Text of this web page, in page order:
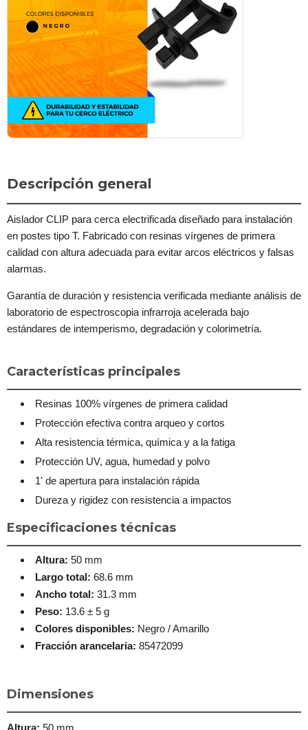
Descripción general
Aislador CLIP para cerca electrificada diseñado para instalación
en postes tipo T. Fabricado con resinas vírgenes de primera
calidad con altura adecuada para evitar arcos eléctricos y falsas
alarmas.
Garantía de duración y resistencia verificada mediante análisis de
laboratorio de espectroscopia infrarroja acelerada bajo
estándares de intemperismo, degradación y colorimetría.
Características principales
Resinas 100% vírgenes de primera calidad
Protección efectiva contra arqueo y cortos
Alta resistencia térmica, química y a la fatiga
Protección UV, agua, humedad y polvo
1' de apertura para instalación rápida
Dureza y rigidez con resistencia a impactos
Especificaciones técnicas
Altura: 50 mm
Largo total: 68.6 mm
Ancho total: 31.3 mm
Peso: 13.6 ± 5 g
Colores disponibles: Negro / Amarillo
Fracción arancelaria: 85472099
Dimensiones